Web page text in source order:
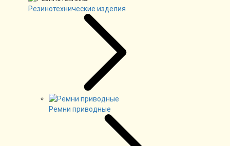
Резинотехнические изделия
Ремни приводные